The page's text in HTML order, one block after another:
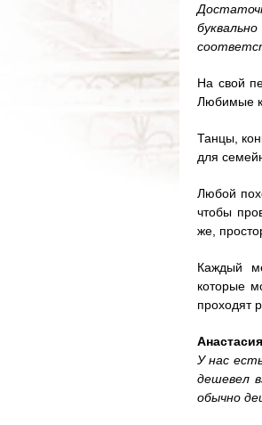
На свой
Любимые
Танцы,
для
Любой
чтобы
же,
Каждый
которые
проходят
У нас
дешевел
обычно